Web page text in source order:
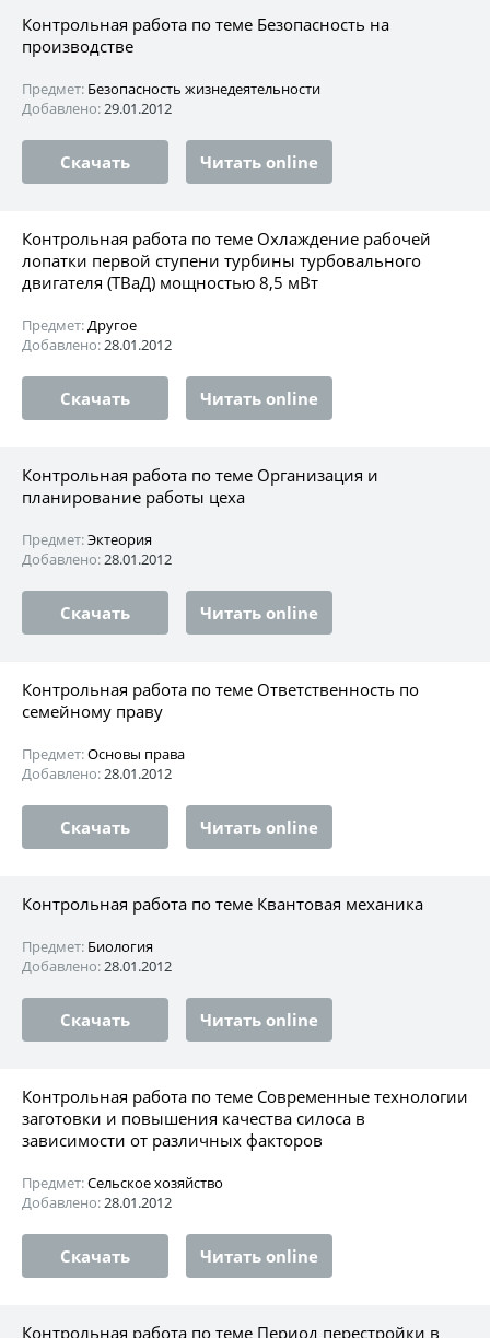
Контрольная работа по теме Безопасность на
производстве
Предмет: Безопасность жизнедеятельности
Добавлено:29.01.2012
Скачать Читать online
Контрольная работа по теме Охлаждение рабочей
лопатки первой ступени турбины турбовального
двигателя (ТВаД) мощностью 8,5 мВт
Предмет:Другое
Добавлено:28.01.2012
Скачать Читать online
Контрольная работа по теме Организация и
планирование работы цеха
Предмет:Эктеория
Добавлено:28.01.2012
Скачать Читать online
Контрольная работа по теме Ответственность по
семейному праву
Предмет:Основы права
Добавлено:28.01.2012
Скачать Читать online
Контрольная работа по теме Квантовая механика
Предмет: Биология
Добавлено:28.01.2012
Скачать Читать online
Контрольная работа по теме Современные технологии
заготовки и повышения качества силоса в
зависимости от различных факторов
Предмет:Сельское хозяйство
Добавлено:28.01.2012
Скачать Читать online
Контрольная работа по теме Период перестройки в